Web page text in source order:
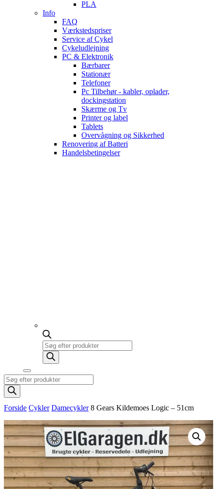
PLA
Info
FAQ
Værkstedspriser
Service af Cykel
Cykeludlejning
PC & Elektronik
Bærbarer
Stationær
Telefoner
Pc Tilbehør - kabler, oplader,
dockingstation
Skærme og Tv
Printer og label
Tablets
Overvågning og Sikkerhed
Renovering af Batteri
Handelsbetingelser
Products
search
Products
search
Forside Cykler Damecykler 8 Gears Kildemoes Logic – 51cm